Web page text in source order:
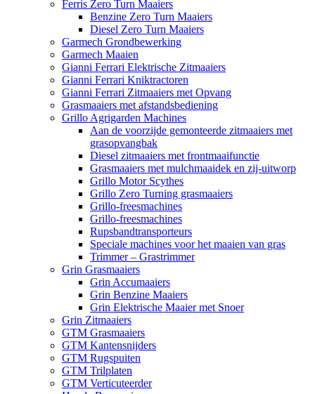
Ferris Zero Turn Maaiers
Benzine Zero Turn Maaiers
Diesel Zero Turn Maaiers
Garmech Grondbewerking
Garmech Maaien
Gianni Ferrari Elektrische Zitmaaiers
Gianni Ferrari Kniktractoren
Gianni Ferrari Zitmaaiers met Opvang
Grasmaaiers met afstandsbediening
Grillo Agrigarden Machines
Aan de voorzijde gemonteerde zitmaaiers met
grasopvangbak
Diesel zitmaaiers met frontmaaifunctie
Grasmaaiers met mulchmaaidek en zij-uitworp
Grillo Motor Scythes
Grillo Zero Turning grasmaaiers
Grillo-freesmachines
Grillo-freesmachines
Rupsbandtransporteurs
Speciale machines voor het maaien van gras
Trimmer – Grastrimmer
Grin Grasmaaiers
Grin Accumaaiers
Grin Benzine Maaiers
Grin Elektrische Maaier met Snoer
Grin Zitmaaiers
GTM Grasmaaiers
GTM Kantensnijders
GTM Rugspuiten
GTM Trilplaten
GTM Verticuteerder